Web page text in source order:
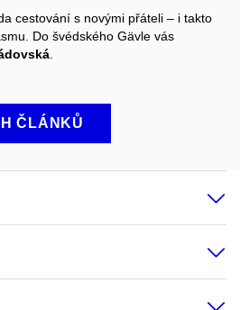
cestování s novými přáteli – i takto
Do švédského Gävle vás
ČLÁNKŮ